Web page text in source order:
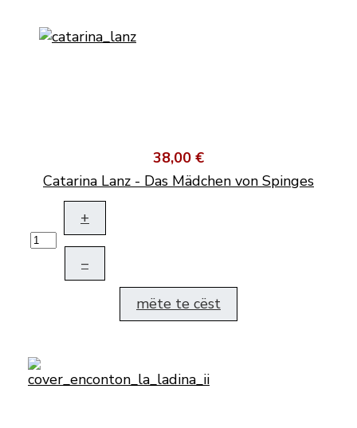
38,00 €
Catarina Lanz - Das Mädchen von Spinges
+
–
mëte te cëst